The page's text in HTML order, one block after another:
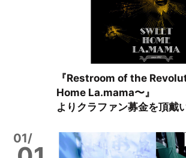
『Restroom of the
Home La.mama〜』
よりクラファン募金を頂戴
01/